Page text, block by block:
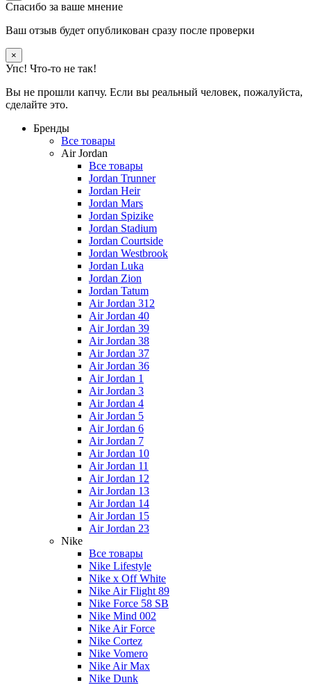
Спасибо за ваше мнение
Ваш отзыв будет опубликован сразу после проверки
×
Упс! Что-то не так!
Вы не прошли капчу. Если вы реальный человек, пожалуйста,
сделайте это.
Бренды
Все товары
Air Jordan
Все товары
Jordan Trunner
Jordan Heir
Jordan Mars
Jordan Spizike
Jordan Stadium
Jordan Courtside
Jordan Westbrook
Jordan Luka
Jordan Zion
Jordan Tatum
Air Jordan 312
Air Jordan 40
Air Jordan 39
Air Jordan 38
Air Jordan 37
Air Jordan 36
Air Jordan 1
Air Jordan 3
Air Jordan 4
Air Jordan 5
Air Jordan 6
Air Jordan 7
Air Jordan 10
Air Jordan 11
Air Jordan 12
Air Jordan 13
Air Jordan 14
Air Jordan 15
Air Jordan 23
Nike
Все товары
Nike Lifestyle
Nike x Off White
Nike Air Flight 89
Nike Force 58 SB
Nike Mind 002
Nike Air Force
Nike Cortez
Nike Vomero
Nike Air Max
Nike Dunk